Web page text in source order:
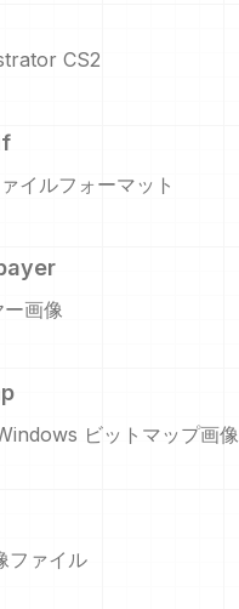
CS2
イルフォーマット
画像
ビットマップ画像
ファイル